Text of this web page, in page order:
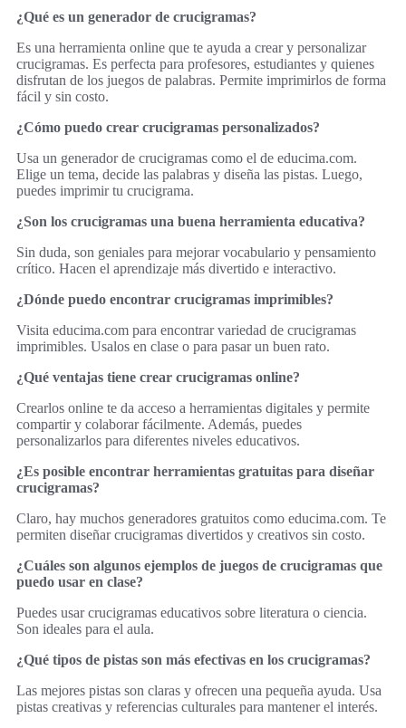
¿Qué es un generador de crucigramas?
Es una herramienta online que te ayuda a crear y personalizar
crucigramas. Es perfecta para profesores, estudiantes y quienes
disfrutan de los juegos de palabras. Permite imprimirlos de forma
fácil y sin costo.
¿Cómo puedo crear crucigramas personalizados?
Usa un generador de crucigramas como el de educima.com.
Elige un tema, decide las palabras y diseña las pistas. Luego,
puedes imprimir tu crucigrama.
¿Son los crucigramas una buena herramienta educativa?
Sin duda, son geniales para mejorar vocabulario y pensamiento
crítico. Hacen el aprendizaje más divertido e interactivo.
¿Dónde puedo encontrar crucigramas imprimibles?
Visita educima.com para encontrar variedad de crucigramas
imprimibles. Usalos en clase o para pasar un buen rato.
¿Qué ventajas tiene crear crucigramas online?
Crearlos online te da acceso a herramientas digitales y permite
compartir y colaborar fácilmente. Además, puedes
personalizarlos para diferentes niveles educativos.
¿Es posible encontrar herramientas gratuitas para diseñar
crucigramas?
Claro, hay muchos generadores gratuitos como educima.com. Te
permiten diseñar crucigramas divertidos y creativos sin costo.
¿Cuáles son algunos ejemplos de juegos de crucigramas que
puedo usar en clase?
Puedes usar crucigramas educativos sobre literatura o ciencia.
Son ideales para el aula.
¿Qué tipos de pistas son más efectivas en los crucigramas?
Las mejores pistas son claras y ofrecen una pequeña ayuda. Usa
pistas creativas y referencias culturales para mantener el interés.